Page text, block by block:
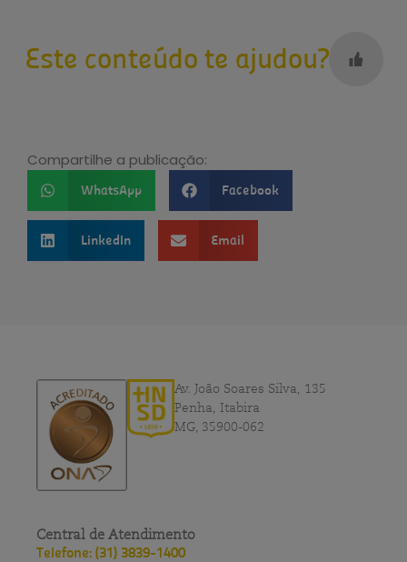
Este conteúdo te ajudou?
Compartilhe a publicação:
WhatsApp Facebook
LinkedIn Email
Av. João Soares Silva, 135
Penha, Itabira
MG, 35900-062
Central de Atendimento
Telefone: (31) 3839-1400